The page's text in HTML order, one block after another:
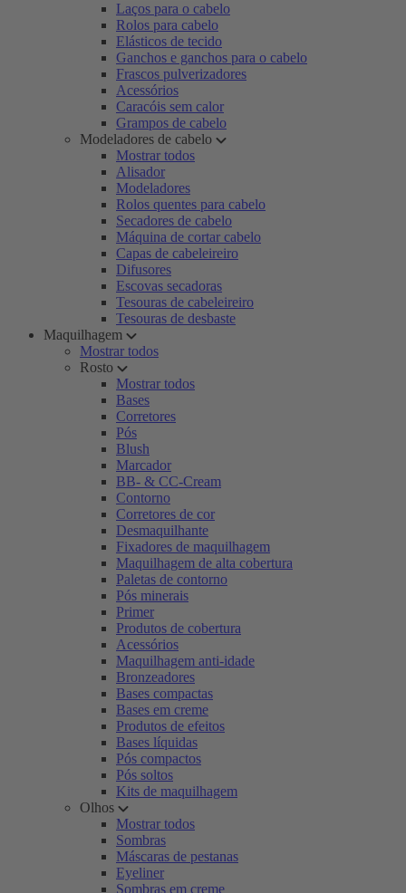
Laços para o cabelo
Rolos para cabelo
Elásticos de tecido
Ganchos e ganchos para o cabelo
Frascos pulverizadores
Acessórios
Caracóis sem calor
Grampos de cabelo
Modeladores de cabelo
Mostrar todos
Alisador
Modeladores
Rolos quentes para cabelo
Secadores de cabelo
Máquina de cortar cabelo
Capas de cabeleireiro
Difusores
Escovas secadoras
Tesouras de cabeleireiro
Tesouras de desbaste
Maquilhagem
Mostrar todos
Rosto
Mostrar todos
Bases
Corretores
Pós
Blush
Marcador
BB- & CC-Cream
Contorno
Corretores de cor
Desmaquilhante
Fixadores de maquilhagem
Maquilhagem de alta cobertura
Paletas de contorno
Pós minerais
Primer
Produtos de cobertura
Acessórios
Maquilhagem anti-idade
Bronzeadores
Bases compactas
Bases em creme
Produtos de efeitos
Bases líquidas
Pós compactos
Pós soltos
Kits de maquilhagem
Olhos
Mostrar todos
Sombras
Máscaras de pestanas
Eyeliner
Sombras em creme